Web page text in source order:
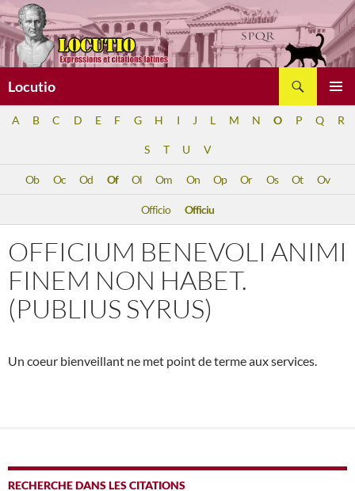
Aller
au
contenu
Locutio
A B C D E F G H I J L M N O P Q R
S T U V
Ob Oc Od Of Ol Om On Op Or Os Ot Ov
Officio Officiu
OFFICIUM BENEVOLI ANIMI
FINEM NON HABET.
(PUBLIUS SYRUS)
Un coeur bienveillant ne met point de terme aux services.
RECHERCHE DANS LES CITATIONS